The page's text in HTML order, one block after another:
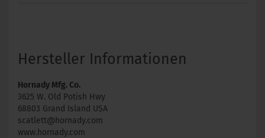
Hersteller Informationen
Hornady Mfg. Co.
3625 W. Old Potish Hwy
68803 Grand Island USA
scatlett@hornady.com
www.hornady.com